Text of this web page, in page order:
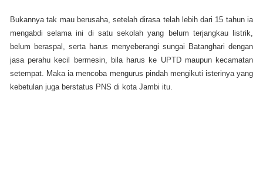
Bukannya tak mau berusaha, setelah dirasa telah lebih dari 15 tahun ia
mengabdi selama ini di satu sekolah yang belum terjangkau listrik,
belum beraspal, serta harus menyeberangi sungai Batanghari dengan
jasa perahu kecil bermesin, bila harus ke UPTD maupun kecamatan
setempat. Maka ia mencoba mengurus pindah mengikuti isterinya yang
kebetulan juga berstatus PNS di kota Jambi itu.